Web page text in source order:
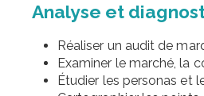
Analyse et
Réaliser un audit de
Examiner le marché, la
Étudier les personas et